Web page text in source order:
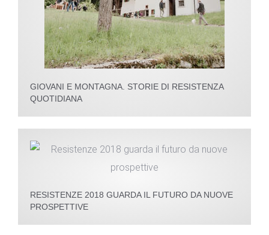
GIOVANI E MONTAGNA. STORIE DI RESISTENZA
QUOTIDIANA
RESISTENZE 2018 GUARDA IL FUTURO DA NUOVE
PROSPETTIVE